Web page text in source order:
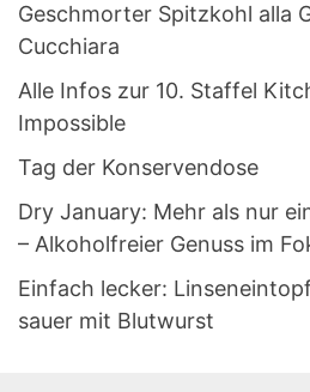
Geschmorter Spitzkohl alla
Cucchiara
Alle Infos zur 10. Staffel
Impossible
Tag der Konservendose
Dry January: Mehr als nur
– Alkoholfreier Genuss im
Einfach lecker:
sauer mit Blutwurst